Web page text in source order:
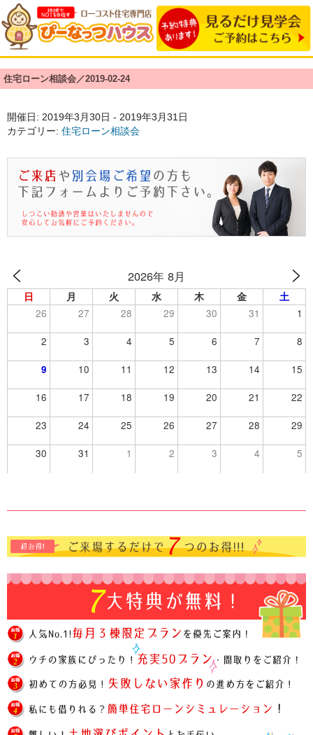
住宅ローン相談会／2019-02-24
開催日: 2019年3月30日 - 2019年3月31日
カテゴリー: 住宅ローン相談会
2026年 8月
日 月 火 水 木 金
土
26
27 28 29 30 31 1
2 3 4 5 6 7 8
9 10 11 12 13 14 15
16 17 18 19 20 21 22
23 24 25 26 27 28 29
30 31 1 2 3 4 5